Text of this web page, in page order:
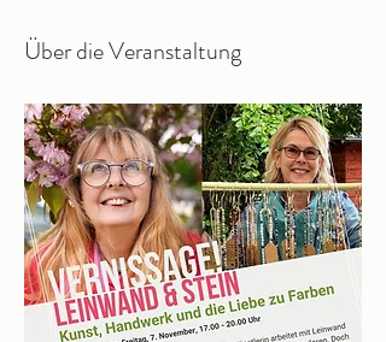
Über die Veranstaltung